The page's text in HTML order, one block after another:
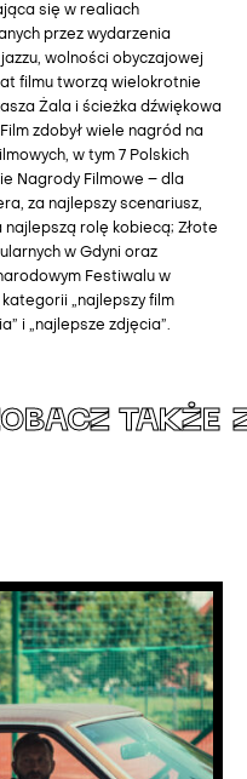
się w realiach
przez wydarzenia
wolności obyczajowej
filmu tworzą wielokrotnie
Żala i ścieżka dźwiękowa
zdobył wiele nagród na
w tym 7 Polskich
Nagrody Filmowe – dla
za najlepszy scenariusz,
najlepszą rolę kobiecą; Złote
w Gdyni oraz
Festiwalu w
„najlepszy film
i „najlepsze zdjęcia”.
TAKŻE